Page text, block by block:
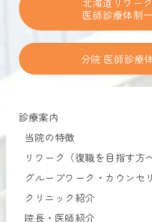
医師診療体制
分院 医師診療
診療案内
当院の特徴
リワーク（復職を目指す方へ
グループワーク・カウンセ
クリニック紹介
院長・医師紹介